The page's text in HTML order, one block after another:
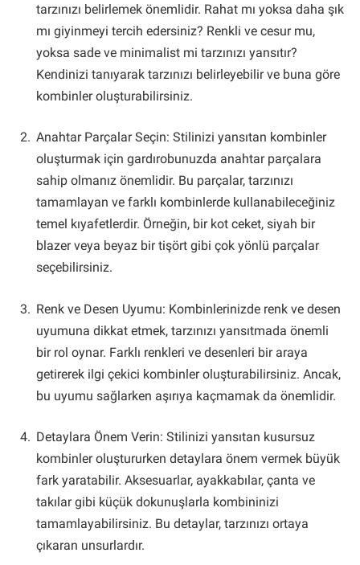
tarzınızı belirlemek önemlidir. Rahat mı yoksa daha şık
mı giyinmeyi tercih edersiniz? Renkli ve cesur mu,
yoksa sade ve minimalist mi tarzınızı yansıtır?
Kendinizi tanıyarak tarzınızı belirleyebilir ve buna göre
kombinler oluşturabilirsiniz.
Anahtar Parçalar Seçin: Stilinizi yansıtan kombinler
oluşturmak için gardırobunuzda anahtar parçalara
sahip olmanız önemlidir. Bu parçalar, tarzınızı
tamamlayan ve farklı kombinlerde kullanabileceğiniz
temel kıyafetlerdir. Örneğin, bir kot ceket, siyah bir
blazer veya beyaz bir tişört gibi çok yönlü parçalar
seçebilirsiniz.
Renk ve Desen Uyumu: Kombinlerinizde renk ve desen
uyumuna dikkat etmek, tarzınızı yansıtmada önemli
bir rol oynar. Farklı renkleri ve desenleri bir araya
getirerek ilgi çekici kombinler oluşturabilirsiniz. Ancak,
bu uyumu sağlarken aşırıya kaçmamak da önemlidir.
Detaylara Önem Verin: Stilinizi yansıtan kusursuz
kombinler oluştururken detaylara önem vermek büyük
fark yaratabilir. Aksesuarlar, ayakkabılar, çanta ve
takılar gibi küçük dokunuşlarla kombininizi
tamamlayabilirsiniz. Bu detaylar, tarzınızı ortaya
çıkaran unsurlardır.